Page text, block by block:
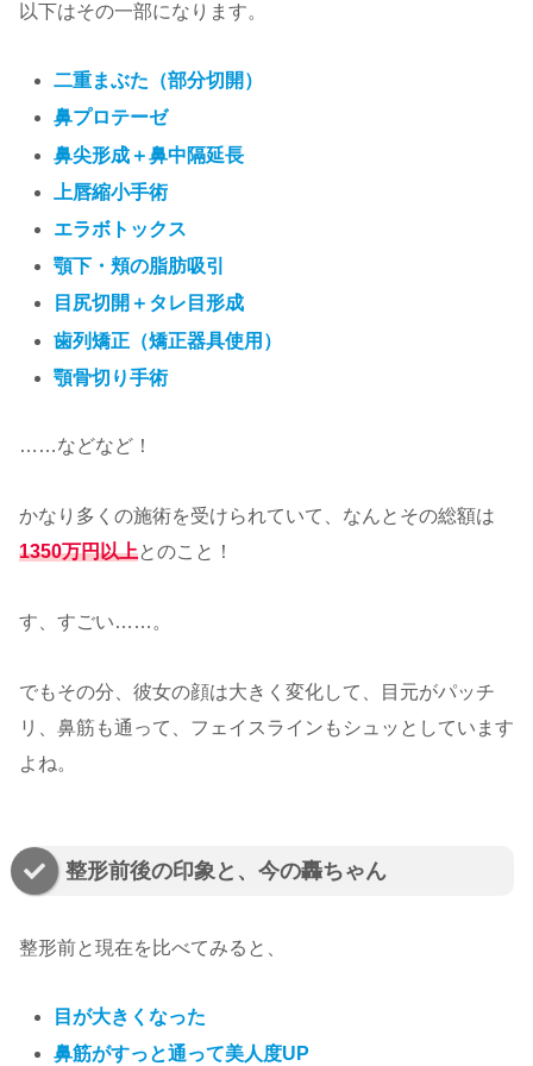
以下はその一部になります。
二重まぶた（部分切開）
鼻プロテーゼ
鼻尖形成＋鼻中隔延長
上唇縮小手術
エラボトックス
顎下・頬の脂肪吸引
目尻切開＋タレ目形成
歯列矯正（矯正器具使用）
顎骨切り手術
……などなど！
かなり多くの施術を受けられていて、なんとその総額は
1350万円以上とのこと！
す、すごい……。
でもその分、彼女の顔は大きく変化して、目元がパッチ
リ、鼻筋も通って、フェイスラインもシュッとしています
よね。
整形前後の印象と、今の轟ちゃん
整形前と現在を比べてみると、
目が大きくなった
鼻筋がすっと通って美人度UP